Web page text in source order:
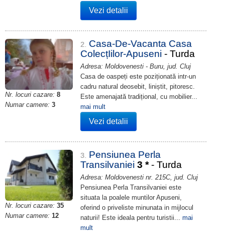
Vezi detalii
Nr. locuri cazare: 8
Numar camere: 3
2.
Casa-De-Vacanta Casa
ColecțIilor-Apuseni - Turda
Adresa: Moldovenesti - Buru, jud. Cluj
Casa de oaspeți este poziționată intr-un
cadru natural deosebit, liniștit, pitoresc.
Este amenajată tradițional, cu mobilier...
mai mult
Vezi detalii
Nr. locuri cazare: 35
Numar camere: 12
3.
Pensiunea Perla
Transilvaniei 3 * - Turda
Adresa: Moldovenesti nr. 215C, jud. Cluj
Pensiunea Perla Transilvaniei este
situata la poalele muntilor Apuseni,
oferind o priveliste minunata in mijlocul
naturii! Este ideala pentru turistii... mai
mult